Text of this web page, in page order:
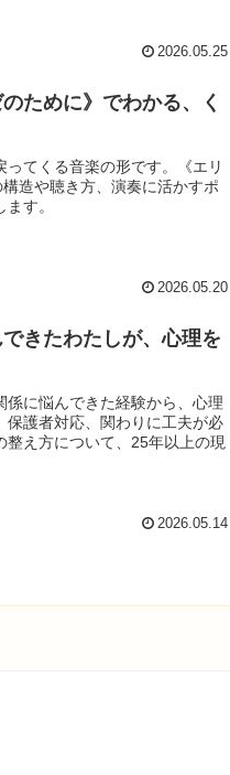
2026.05.25
ために》でわかる、く
てくる音楽の形です。《エリ
造や聴き方、演奏に活かすポ
す。
2026.05.20
きたわたしが、心理を
係に悩んできた経験から、心理
保護者対応、関わりに工夫が必
え方について、25年以上の現
2026.05.14